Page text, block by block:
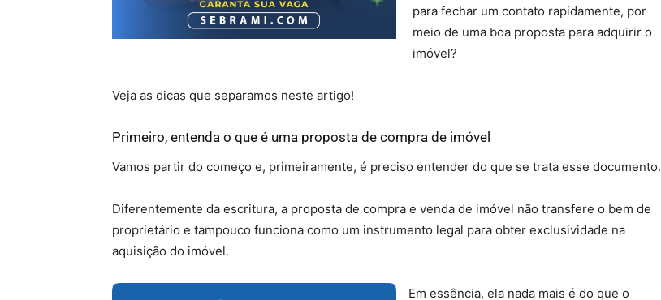
para fechar um contato rapidamente, por
meio de uma boa proposta para adquirir o
imóvel?
Veja as dicas que separamos neste artigo!
Primeiro, entenda o que é uma proposta de compra de imóvel
Vamos partir do começo e, primeiramente, é preciso entender do que se trata esse documento.
Diferentemente da escritura, a proposta de compra e venda de imóvel não transfere o bem de
proprietário e tampouco funciona como um instrumento legal para obter exclusividade na
aquisição do imóvel.
Em essência, ela nada mais é do que o